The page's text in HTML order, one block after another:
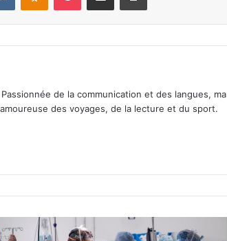
de la communication et des langues, ma
des voyages, de la lecture et du sport.